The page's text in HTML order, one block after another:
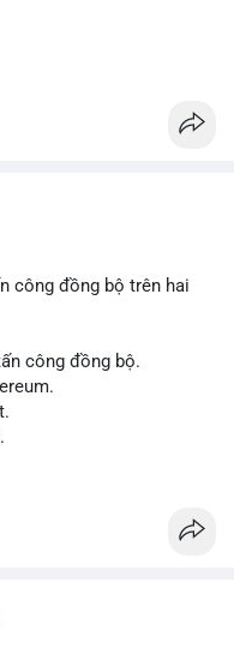
công đồng bộ trên hai
công đồng bộ.